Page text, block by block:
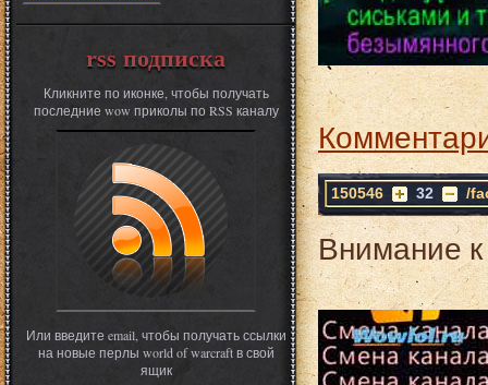
rss подписка
Кликните по иконке, чтобы получать
последние wow приколы по RSS каналу
Или введите email, чтобы получать ссылки
на новые перлы world of warcraft в свой
ящик
150546 32 /
Внимание